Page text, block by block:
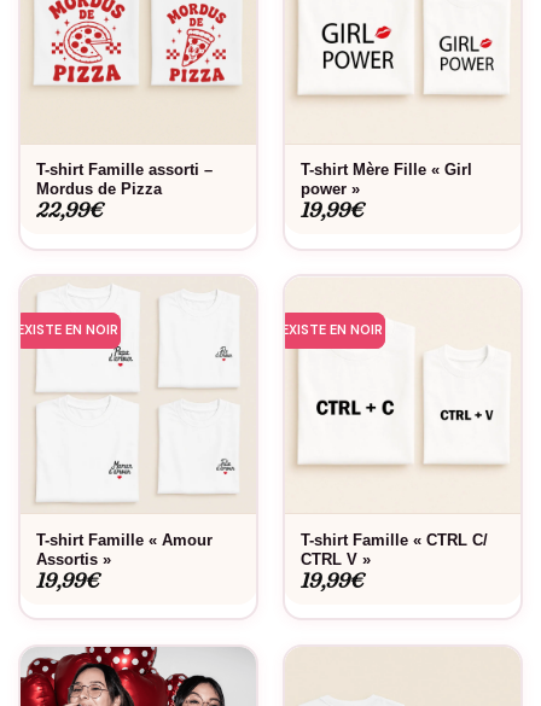
T-shirt Famille assorti –
Mordus de Pizza
22,99€
T-shirt Mère Fille « Girl
power »
19,99€
EXISTE EN NOIR
T-shirt Famille « Amour
Assortis »
19,99€
EXISTE EN NOIR
T-shirt Famille « CTRL C/
CTRL V »
19,99€